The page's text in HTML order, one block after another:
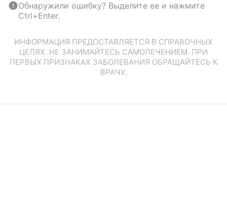
Обнаружили ошибку? Выделите ее и нажмите
Ctrl+Enter.
ИНФОРМАЦИЯ ПРЕДОСТАВЛЯЕТСЯ В СПРАВОЧНЫХ
ЦЕЛЯХ. НЕ ЗАНИМАЙТЕСЬ САМОЛЕЧЕНИЕМ. ПРИ
ПЕРВЫХ ПРИЗНАКАХ ЗАБОЛЕВАНИЯ ОБРАЩАЙТЕСЬ К
ВРАЧУ.